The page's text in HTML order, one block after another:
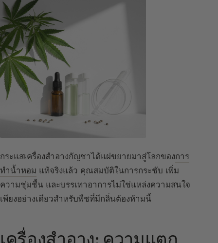
กระแสเครื่องสำอางกัญชาได้แผ่ขยายมาสู่โลกของการ
ทำน้ำหอม แท้จริงแล้ว คุณสมบัติในการกระชับ เพิ่ม
ความชุ่มชื้น และบรรเทาอาการไม่ใช่แหล่งความสนใจ
เพียงอย่างเดียวสำหรับพืชที่มีกลิ่นต้องห้ามนี้